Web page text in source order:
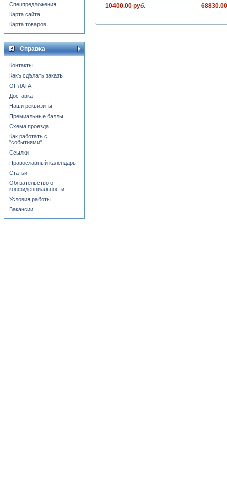
10400.00 руб.
Спецпредложения
Карта сайта
Карта товаров
Справка
Контакты
Какъ сдѣлать заказъ
ОПЛАТА
Доставка
Наши реквизиты
Премиальные баллы
Схема проезда
Как работать с
"событиями"
Ссылки
Православный календарь
Статьи
Обязательство о
конфиденциальности
Условия работы
Вакансии